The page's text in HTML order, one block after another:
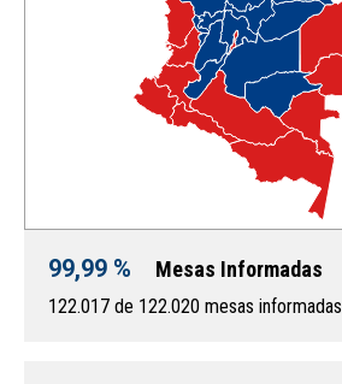
99,99 % Mesas Informadas
122.017 de 122.020 mesas informadas